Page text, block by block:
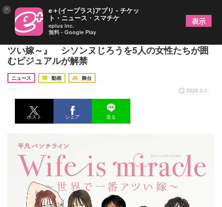
平凡パンチライン『Wife is miracle～世界で一番ア
ツい嫁～』 シソンヌじろうを5人の女性たちが囲
むビジュアルが解禁
ニュース 動画
舞台
2025.3.3
ポスト シェア 送る
× e＋(イープラス)アプリ - チケッ
ト・ニュース・スマチケ
eplus inc.
無料 - Google Play
表示